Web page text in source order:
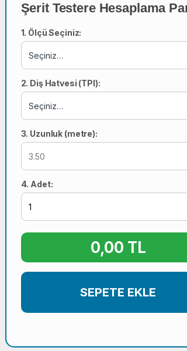
Şerit Testere Hesaplama
1. Ölçü Seçiniz:
2. Diş Hatvesi (TPI):
3. Uzunluk (metre):
4. Adet:
0,00 TL
SEPETE EKLE